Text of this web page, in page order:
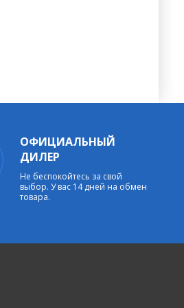
ОФИЦИАЛЬНЫЙ
ДИЛЕР
Не беспокойтесь за свой
выбор. У вас 14 дней на обмен
товара.